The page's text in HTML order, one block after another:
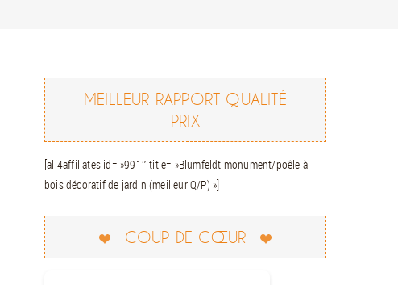
MEILLEUR RAPPORT QUALITÉ
PRIX
[all4affiliates id= »991″ title= »Blumfeldt monument/poêle à
bois décoratif de jardin (meilleur Q/P) »]
COUP DE CŒUR